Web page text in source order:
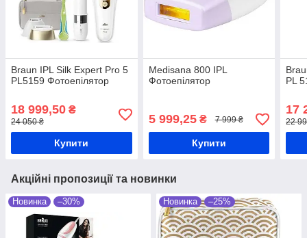
Braun IPL Silk Expert Pro 5
PL5159 Фотоепілятор
18 999,50 ₴
24 050 ₴
Купити
Medisana 800 IPL
Фотоепілятор
5 999,25₴ 7 999 ₴
Купити
PL
17
22
Акційні пропозиції та новинки
Новинка –30% Новинка –25%